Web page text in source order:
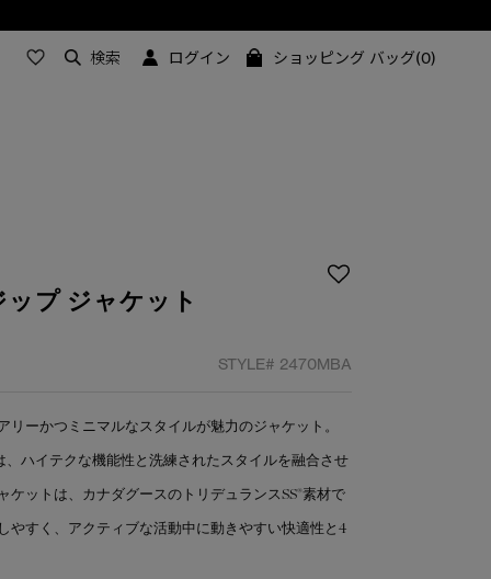
検索 ログイン ショッピング バッグ(0)
プ ジャケット
STYLE# 2470MBA
ーかつミニマルなスタイルが魅力のジャケット。
、ハイテクな機能性と洗練されたスタイルを融合させ
ットは、カナダグースのトリデュランスSS®素材で
やすく、アクティブな活動中に動きやすい快適性と4